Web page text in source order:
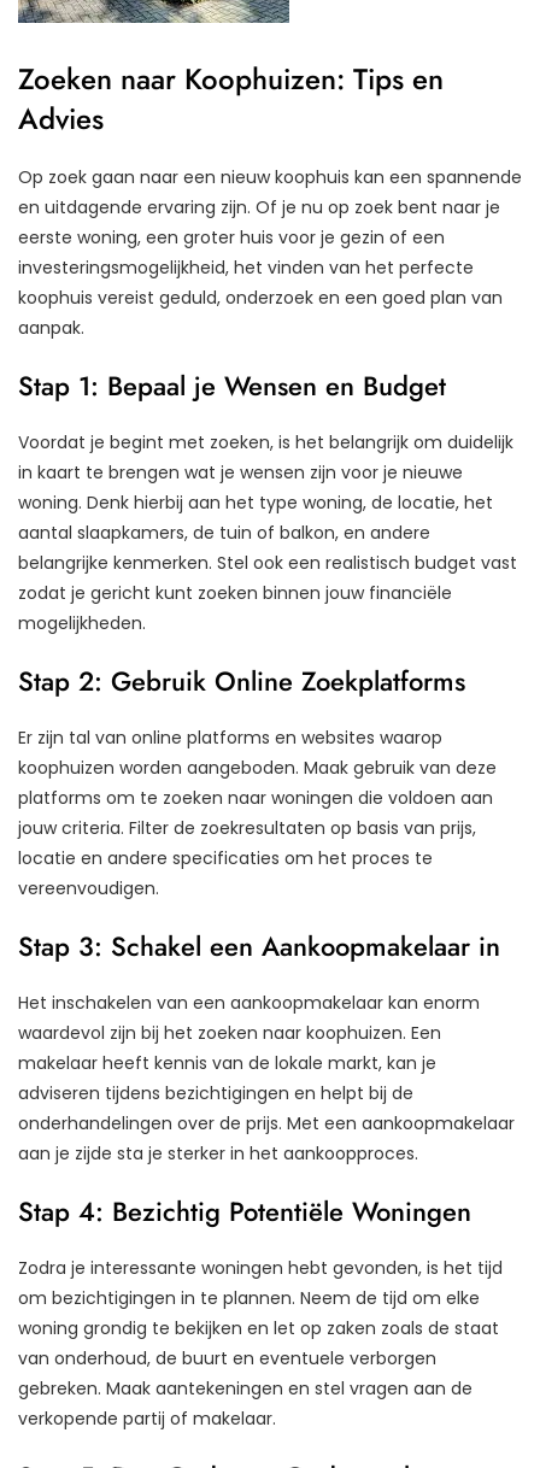
Zoeken naar Koophuizen: Tips en
Advies
Op zoek gaan naar een nieuw koophuis kan een spannende
en uitdagende ervaring zijn. Of je nu op zoek bent naar je
eerste woning, een groter huis voor je gezin of een
investeringsmogelijkheid, het vinden van het perfecte
koophuis vereist geduld, onderzoek en een goed plan van
aanpak.
Stap 1: Bepaal je Wensen en Budget
Voordat je begint met zoeken, is het belangrijk om duidelijk
in kaart te brengen wat je wensen zijn voor je nieuwe
woning. Denk hierbij aan het type woning, de locatie, het
aantal slaapkamers, de tuin of balkon, en andere
belangrijke kenmerken. Stel ook een realistisch budget vast
zodat je gericht kunt zoeken binnen jouw financiële
mogelijkheden.
Stap 2: Gebruik Online Zoekplatforms
Er zijn tal van online platforms en websites waarop
koophuizen worden aangeboden. Maak gebruik van deze
platforms om te zoeken naar woningen die voldoen aan
jouw criteria. Filter de zoekresultaten op basis van prijs,
locatie en andere specificaties om het proces te
vereenvoudigen.
Stap 3: Schakel een Aankoopmakelaar in
Het inschakelen van een aankoopmakelaar kan enorm
waardevol zijn bij het zoeken naar koophuizen. Een
makelaar heeft kennis van de lokale markt, kan je
adviseren tijdens bezichtigingen en helpt bij de
onderhandelingen over de prijs. Met een aankoopmakelaar
aan je zijde sta je sterker in het aankoopproces.
Stap 4: Bezichtig Potentiële Woningen
Zodra je interessante woningen hebt gevonden, is het tijd
om bezichtigingen in te plannen. Neem de tijd om elke
woning grondig te bekijken en let op zaken zoals de staat
van onderhoud, de buurt en eventuele verborgen
gebreken. Maak aantekeningen en stel vragen aan de
verkopende partij of makelaar.